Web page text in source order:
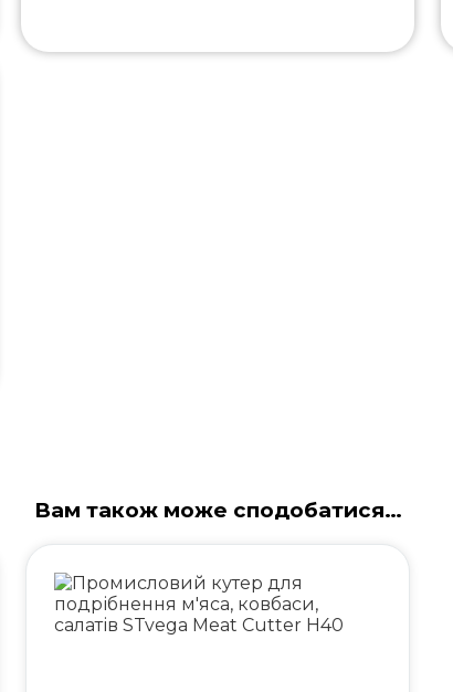
Вам також може сподобатися…